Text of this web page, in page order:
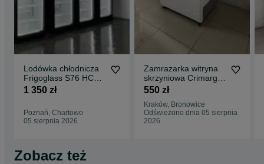
Lodówka chłodnicza
Frigoglass S76 HC
witryna do napoi i
nabialu
1 350 zł
Poznań, Chartowo
05 sierpnia 2026
Zamrazarka witryna
skrzyniowa Crimarg
300l skrzynia
550 zł
Kraków, Bronowice
Odświeżono dnia 05 sierpnia
2026
Zobacz też